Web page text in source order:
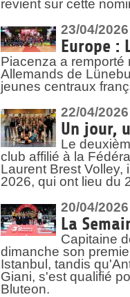
revient sur cette
23/04/2026
Europe :
Piacenza a remporté
Allemands de
jeunes centraux
22/04/2026
Un jour,
Le
club affilié à la
Laurent Brest Volley,
2026, qui ont lieu du
20/04/2026
La
Capitaine
dimanche son
Istanbul, tandis
Giani, s'est qualifié
Bluteon.